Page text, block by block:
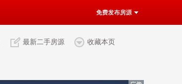
免费发布房源
最新二手房源 收藏本页